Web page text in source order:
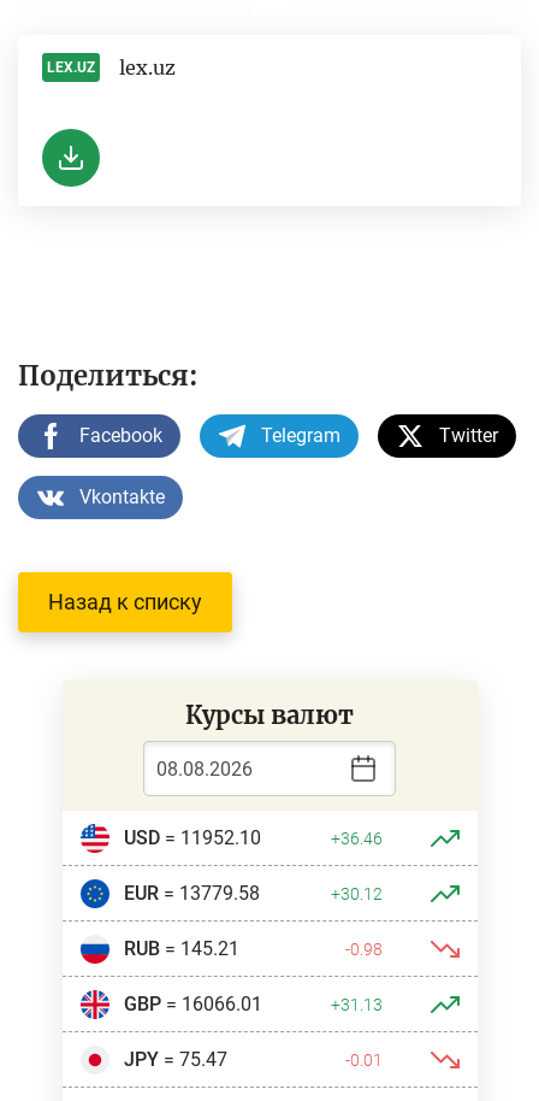
LEX.UZ lex.uz
Поделиться:
Facebook Telegram Twitter
Vkontakte
Назад к списку
Курсы валют
USD= 11952.10 +36.46
EUR= 13779.58 +30.12
RUB= 145.21 -0.98
GBP= 16066.01 +31.13
JPY= 75.47 -0.01